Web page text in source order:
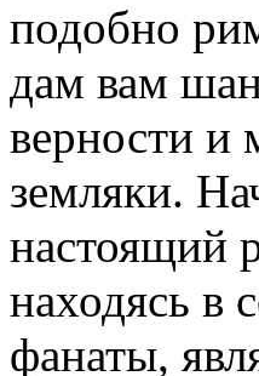
подобно
дам вам
верности и
земляки.
настоящий
находясь в
фанаты,